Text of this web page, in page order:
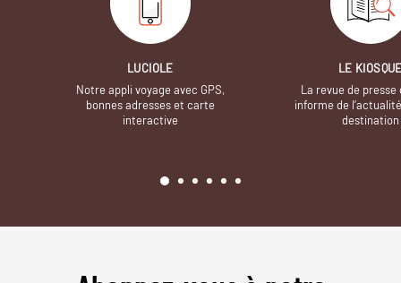
LUCIOLE
Notre appli voyage avec GPS,
bonnes adresses et carte
interactive
LE
La revue de presse
informe de
destination